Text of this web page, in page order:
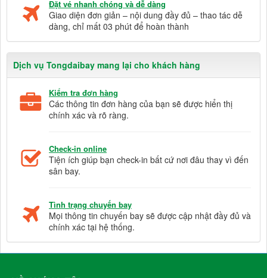
Đặt vé nhanh chóng và dễ dàng
Giao diện đơn giản – nội dung đầy đủ – thao tác dễ
dàng, chỉ mất 03 phút để hoàn thành
Dịch vụ Tongdaibay mang lại cho khách hàng
Kiểm tra đơn hàng
Các thông tin đơn hàng của bạn sẽ được hiển thị
chính xác và rõ ràng.
Check-in online
Tiện ích giúp bạn check-in bất cứ nơi đâu thay vì đến
sân bay.
Tình trạng chuyến bay
Mọi thông tin chuyến bay sẽ được cập nhật đầy đủ và
chính xác tại hệ thống.